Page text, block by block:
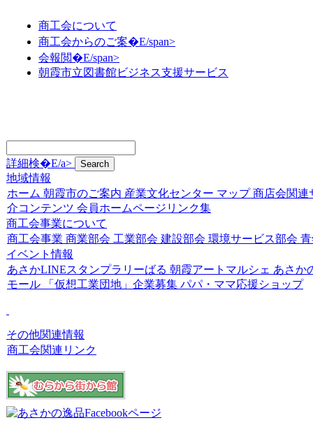
商工会について
商工会からのご案�E/span>
会報閲�E/span>
朝霞市立図書館ビジネス支援サービス
詳細検�E/a>
地域情報
ホーム 朝霞市のご案内 産業文化センター マップ 商店会関連
介コンテンツ 会員ホームページリンク集
商工会事業について
商工会事業 商業部会 工業部会 建設部会 環境サービス部会
イベント情報
あさかLINEスタンプラリーばる 朝霞アートマルシェ あさか
モール
「仮想工業団地」企業募集 パパ・ママ応援ショップ
その他関連情報
商工会関連リンク